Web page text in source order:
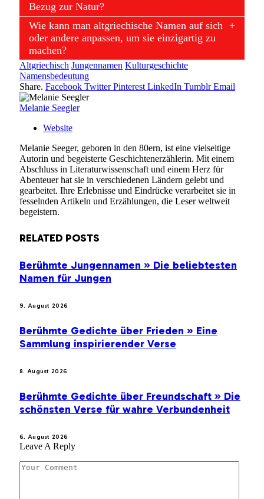
Bezug zur Natur?
Wie kann man altgriechische Namen auf sich
oder andere anpassen, um sie einzigartig zu
machen?
Altgriechisch Jungennamen Kulturgeschichte
Namensbedeutung
Share. Facebook Twitter Pinterest LinkedIn Tumblr Email
Melanie Seegler
Website
Melanie Seeger, geboren in den 80ern, ist eine vielseitige
Autorin und begeisterte Geschichtenerzählerin. Mit einem
Abschluss in Literaturwissenschaft und einem Herz für
Abenteuer hat sie in verschiedenen Ländern gelebt und
gearbeitet. Ihre Erlebnisse und Eindrücke verarbeitet sie in
fesselnden Artikeln und Erzählungen, die Leser weltweit
begeistern.
RELATED POSTS
Berühmte Jungennamen » Die beliebtesten
Namen für Jungen
9. August 2026
Berühmte Gedichte über Frieden » Eine
Sammlung inspirierender Verse
8. August 2026
Berühmte Gedichte über Freundschaft » Die
schönsten Verse für wahre Verbundenheit
6. August 2026
Leave A Reply